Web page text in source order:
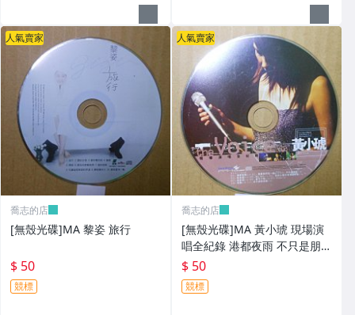
人氣賣家
喬志的店
[無殼光碟]MA 黎姿 旅行
$ 50
競標
人氣賣家
喬志的店
[無殼光碟]MA 黃小琥 現場演
唱全紀錄 港都夜雨 不只是朋友
我要我們在一起
$ 50
競標